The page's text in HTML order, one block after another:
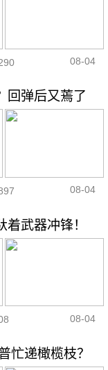
08-04
回弹后又蔫了
08-04
武器冲锋！
08-04
忙递橄榄枝？